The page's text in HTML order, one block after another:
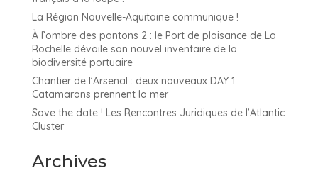
La Région Nouvelle-Aquitaine communique !
À l’ombre des pontons 2 : le Port de plaisance de La
Rochelle dévoile son nouvel inventaire de la
biodiversité portuaire
Chantier de l’Arsenal : deux nouveaux DAY 1
Catamarans prennent la mer
Save the date ! Les Rencontres Juridiques de l’Atlantic
Cluster
Archives